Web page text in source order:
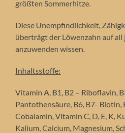
größten Sommerhitze.
Diese Unempfindlichkeit,
überträgt der Löwenzahn auf all
anzuwenden wissen.
Inhaltsstoffe:
Vitamin A, B1, B2 – Riboflavin,
Pantothensäure, B6, B7- Biotin,
Cobalamin, Vitamin C, D, E, K,
Kalium, Calcium, Magnesium,